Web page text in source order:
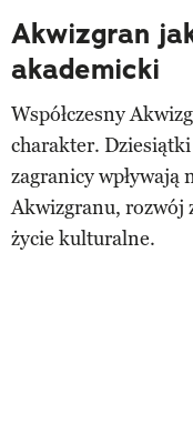
Akwizgran
akademicki
Współczesny
charakter.
zagranicy wpływają
Akwizgranu, rozwój
życie kulturalne.